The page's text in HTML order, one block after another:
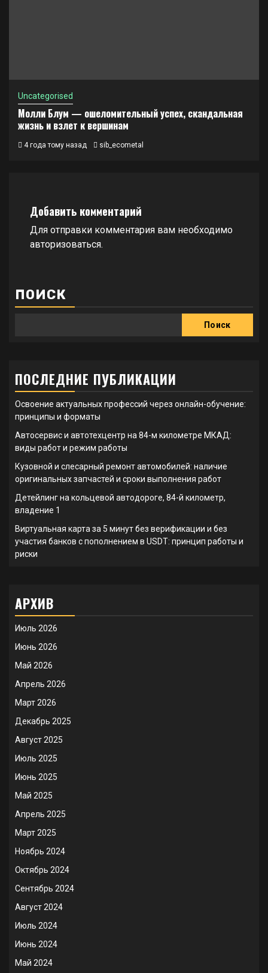
Uncategorised
Молли Блум — ошеломительный успех, скандальная
жизнь и взлет к вершинам
4 года тому назад sib_ecometal
Добавить комментарий
Для отправки комментария вам необходимо
авторизоваться.
ПОИСК
Поиск
ПОСЛЕДНИЕ ПУБЛИКАЦИИ
Освоение актуальных профессий через онлайн-обучение:
принципы и форматы
Автосервис и автотехцентр на 84-м километре МКАД:
виды работ и режим работы
Кузовной и слесарный ремонт автомобилей: наличие
оригинальных запчастей и сроки выполнения работ
Детейлинг на кольцевой автодороге, 84-й километр,
владение 1
Виртуальная карта за 5 минут без верификации и без
участия банков с пополнением в USDT: принцип работы и
риски
АРХИВ
Июль 2026
Июнь 2026
Май 2026
Апрель 2026
Март 2026
Декабрь 2025
Август 2025
Июль 2025
Июнь 2025
Май 2025
Апрель 2025
Март 2025
Ноябрь 2024
Октябрь 2024
Сентябрь 2024
Август 2024
Июль 2024
Июнь 2024
Май 2024